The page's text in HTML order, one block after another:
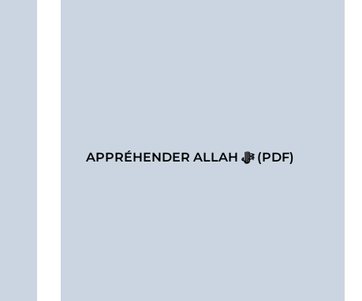
APPRÉHENDER ALLAH ﷻ (PDF)